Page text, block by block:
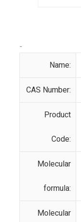
-
Name:
CAS Number:
Product
Code:
Molecular
formula:
Molecular